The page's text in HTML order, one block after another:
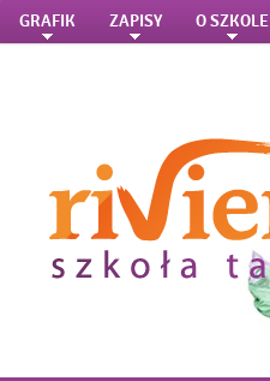
GRAFIK ZAPISY O SZKOLE